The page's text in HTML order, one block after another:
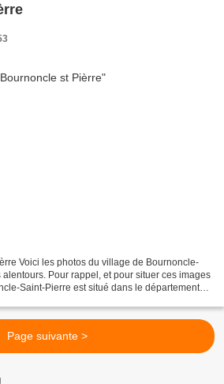
Voici les photos du village de Bournoncle-
Pour rappel, et pour situer ces images
Saint-Pierre est situé dans le département
Page suivante >